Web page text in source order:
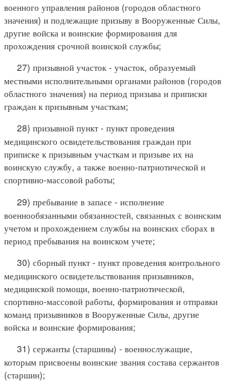
военного управления районов (городов областного
значения) и подлежащие призыву в Вооруженные Силы,
другие войска и воинские формирования для
прохождения срочной воинской службы;
27) призывной участок - участок, образуемый
местными исполнительными органами районов (городов
областного значения) на период призыва и приписки
граждан к призывным участкам;
28) призывной пункт - пункт проведения
медицинского освидетельствования граждан при
приписке к призывным участкам и призыве их на
воинскую службу, а также военно-патриотической и
спортивно-массовой работы;
29) пребывание в запасе - исполнение
военнообязанными обязанностей, связанных с воинским
учетом и прохождением службы на воинских сборах в
период пребывания на воинском учете;
30) сборный пункт - пункт проведения контрольного
медицинского освидетельствования призывников,
медицинской помощи, военно-патриотической,
спортивно-массовой работы, формирования и отправки
команд призывников в Вооруженные Силы, другие
войска и воинские формирования;
31) сержанты (старшины) - военнослужащие,
которым присвоены воинские звания состава сержантов
(старшин);